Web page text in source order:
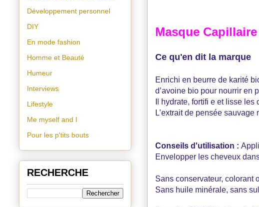
Masque
Ce qu'en dit la marque
Enrichi en beurre de karité
d’avoine bio pour nourrir en
Il hydrate, fortifi e et lisse
L’extrait de pensée
Conseils d'utilisation :
Envelopper les cheveux
Sans conservateur, colorant
Sans huile minérale, sans
Développement personnel
DIY
En mode fashion
Homme et Beauté
Humeur
Interviews
Lifestyle
Me myself and I
Pour les p'tits bouts
RECHERCHE